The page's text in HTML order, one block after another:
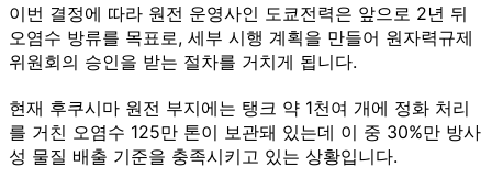
이번 결정에 따라 원전 운영사인 도쿄전력은 앞으로 2년 뒤
오염수 방류를 목표로, 세부 시행 계획을 만들어 원자력규제
위원회의 승인을 받는 절차를 거치게 됩니다.
현재 후쿠시마 원전 부지에는 탱크 약 1천여 개에 정화 처리
를 거친 오염수 125만 톤이 보관돼 있는데 이 중 30%만 방사
성 물질 배출 기준을 충족시키고 있는 상황입니다.